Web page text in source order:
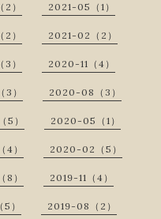
） 2021-05（1）
） 2021-02（2）
） 2020-11（4）
） 2020-08（3）
5） 2020-05（1）
） 2020-02（5）
8） 2019-11（4）
） 2019-08（2）